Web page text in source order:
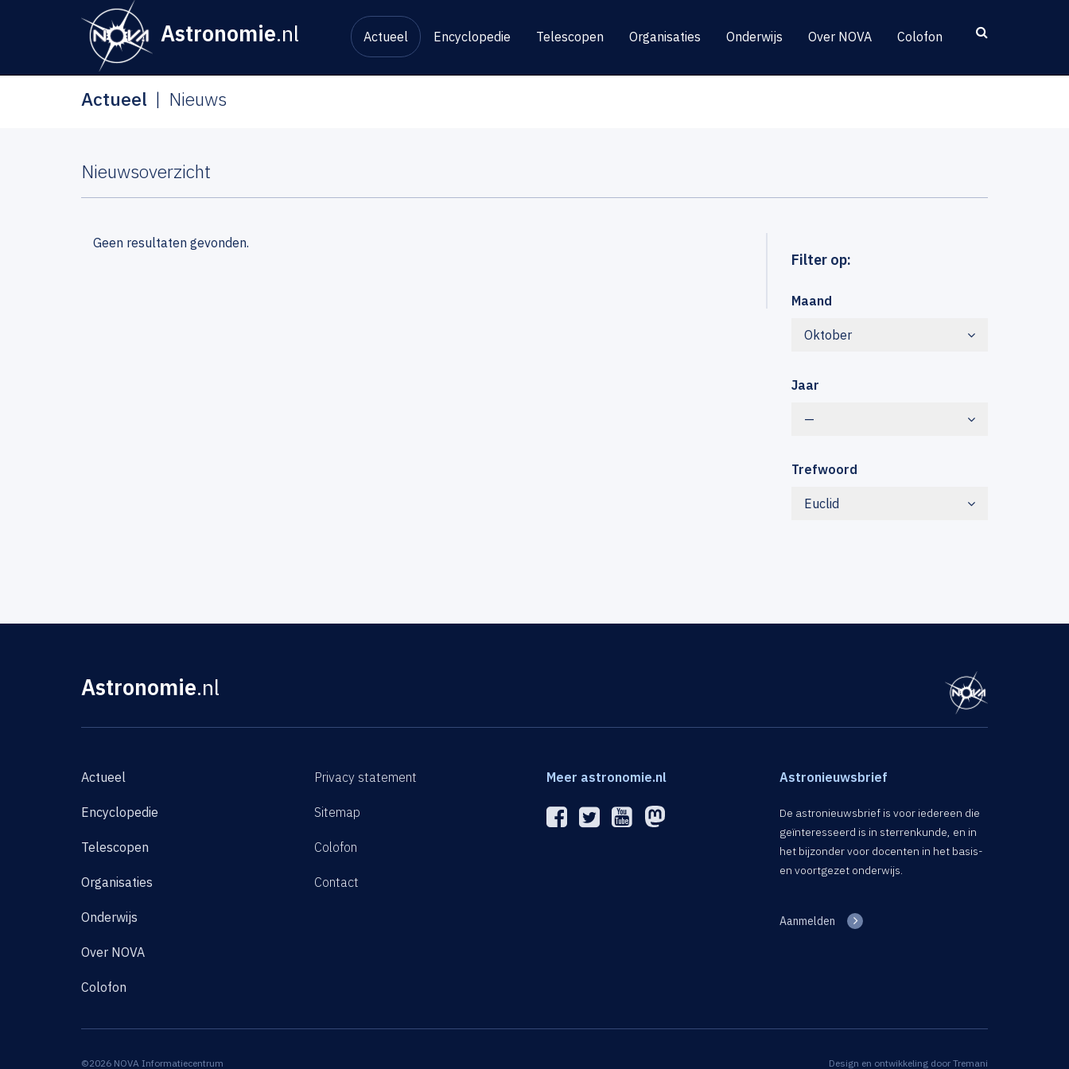
Astronomie.nl Actueel Encyclopedie Telescopen Organisaties Onderwijs Over NOVA Colofon
Actueel Nieuws
Nieuwsoverzicht
Filter op:
Maand
Oktober
Jaar
—
Trefwoord
Euclid
Geen resultaten gevonden.
Astronomie.nl
Actueel
Encyclopedie
Telescopen
Organisaties
Onderwijs
Over NOVA
Colofon
Privacy statement
Sitemap
Colofon
Contact
Meer astronomie.nl Astronieuwsbrief
De astronieuwsbrief is voor iedereen die
geïnteresseerd is in sterrenkunde, en in
het bijzonder voor docenten in het basis-
en voortgezet onderwijs.
Aanmelden
©2026 NOVA Informatiecentrum Design en ontwikkeling door Tremani